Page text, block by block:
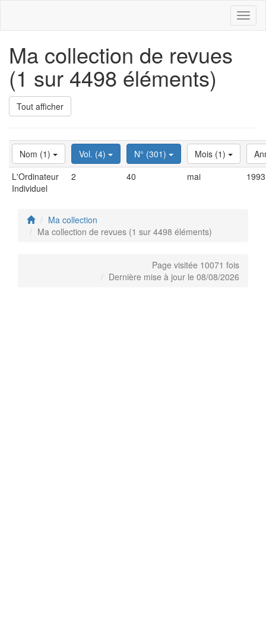
Ma collection de revues
(1 sur 4498 éléments)
Tout afficher
Nom (1) Vol. (4) N° (301) Mois (1)
L'Ordinateur
Individuel
2 40 mai 1993
Ma collection
Ma collection de revues (1 sur 4498 éléments)
Page visitée 10071 fois
Dernière mise à jour le 08/08/2026